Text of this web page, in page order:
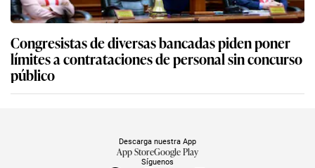
Congresistas de diversas bancadas piden poner
límites a contrataciones de personal sin concurso
público
Síguenos
Descarga nuestra App
App StoreGoogle Play